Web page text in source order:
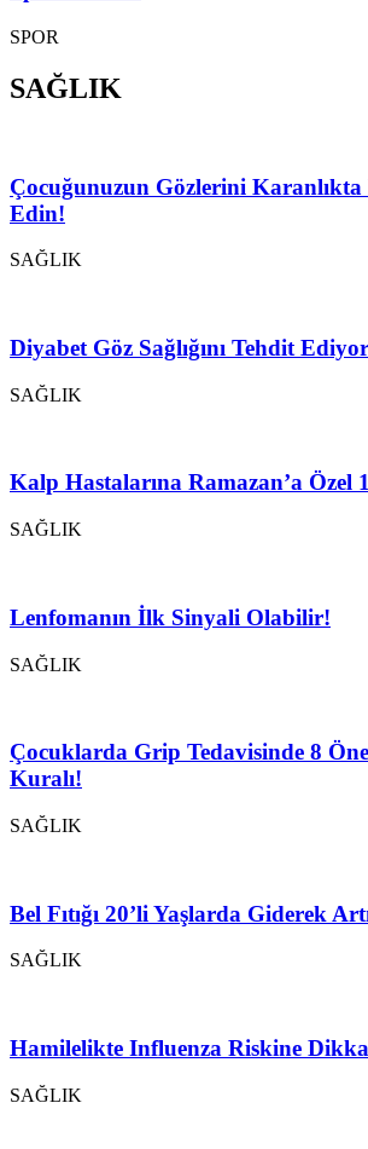
SPOR
SAĞLIK
Çocuğunuzun Gözlerini
Edin!
SAĞLIK
Diyabet Göz Sağlığını Tehdit
SAĞLIK
Kalp Hastalarına Ramazan’a Özel
SAĞLIK
Lenfomanın İlk Sinyali Olabilir!
SAĞLIK
Çocuklarda Grip Tedavisinde 8
Kuralı!
SAĞLIK
Bel Fıtığı 20’li Yaşlarda Giderek
SAĞLIK
Hamilelikte Influenza Riskine
SAĞLIK